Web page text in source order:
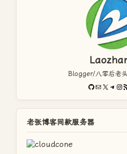
Blogger/八零后老
GitHub
电子邮件X
老张博客同款服务器